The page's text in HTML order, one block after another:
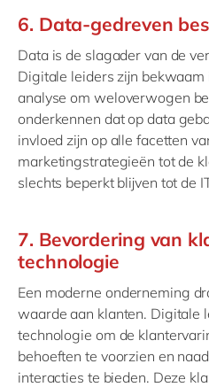
6. Data-gedreven
Data is de slagader van de
Digitale leiders zijn
analyse om weloverwogen
onderkennen dat op data
invloed zijn op alle facetten
marketingstrategieën tot de
slechts beperkt blijven tot de
7. Bevordering van
technologie
Een moderne onderneming
waarde aan klanten. Digitale
technologie om de
behoeften te voorzien en
interacties te bieden. Deze